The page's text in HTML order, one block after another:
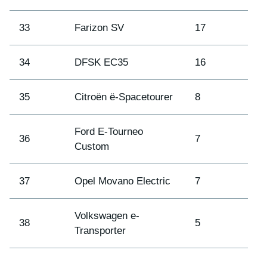
33 Farizon SV 17
34 DFSK EC35 16
35 Citroën ë-Spacetourer 8
36
Ford E-Tourneo
Custom
7
37 Opel Movano Electric 7
38
Volkswagen e-
Transporter
5